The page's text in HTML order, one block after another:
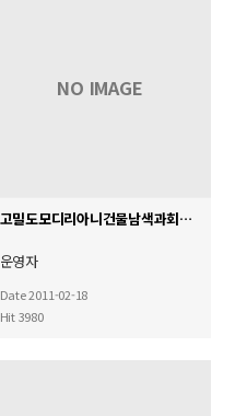
NO IMAGE
고밀도모디리아니건물남색과회색10층
운영자
Date 2011-02-18
Hit 3980